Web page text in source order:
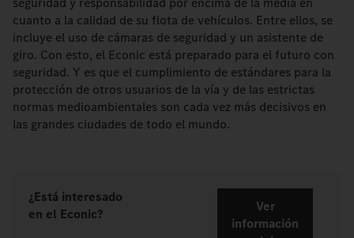
cuanto a la calidad de su flota de vehículos. Entre ellos, se
incluye el uso de cámaras de seguridad y un asistente de
giro. Con esto, el Econic está preparado para el futuro con
seguridad. Y es que el cumplimiento de estándares para la
protección de otros usuarios de la vía y de las estrictas
normas medioambientales son cada vez más decisivos en
las grandes ciudades de todo el mundo.
¿Está interesado
en el Econic?
Ver
información